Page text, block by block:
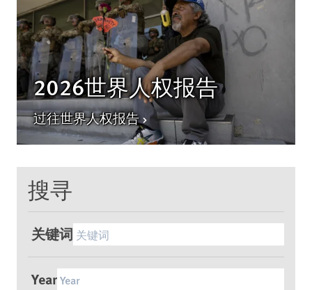
2026世界人权报告
过往世界人权报告
搜寻
关键词
Year